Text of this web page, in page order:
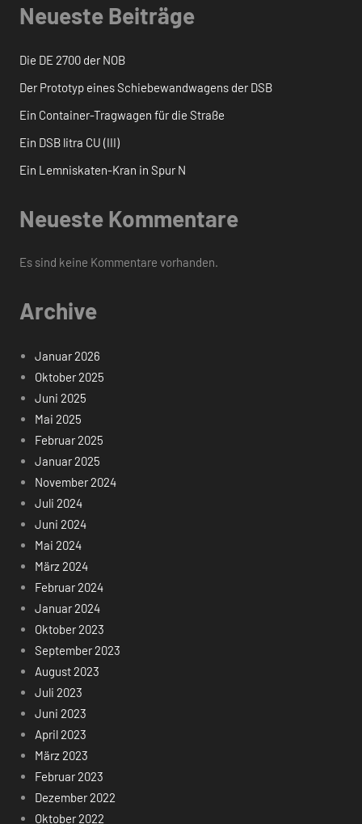
Neueste Beiträge
Die DE 2700 der NOB
Der Prototyp eines Schiebewandwagens der DSB
Ein Container-Tragwagen für die Straße
Ein DSB litra CU (III)
Ein Lemniskaten-Kran in Spur N
Neueste Kommentare
Es sind keine Kommentare vorhanden.
Archive
Januar 2026
Oktober 2025
Juni 2025
Mai 2025
Februar 2025
Januar 2025
November 2024
Juli 2024
Juni 2024
Mai 2024
März 2024
Februar 2024
Januar 2024
Oktober 2023
September 2023
August 2023
Juli 2023
Juni 2023
April 2023
März 2023
Februar 2023
Dezember 2022
Oktober 2022